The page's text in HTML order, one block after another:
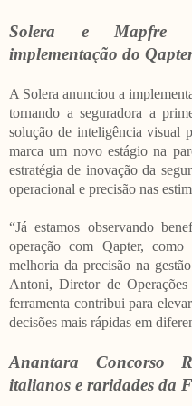
Solera e Mapfre
implementação do
A Solera anunciou a
tornando a seguradora a
solução de inteligência visual
marca um novo estágio na
estratégia de inovação da
operacional e precisão nas
“Já estamos observando
operação com Qapter,
melhoria da precisão na
Antoni, Diretor de
ferramenta contribui para
decisões mais rápidas em
Anantara Concorso
italianos e raridades da